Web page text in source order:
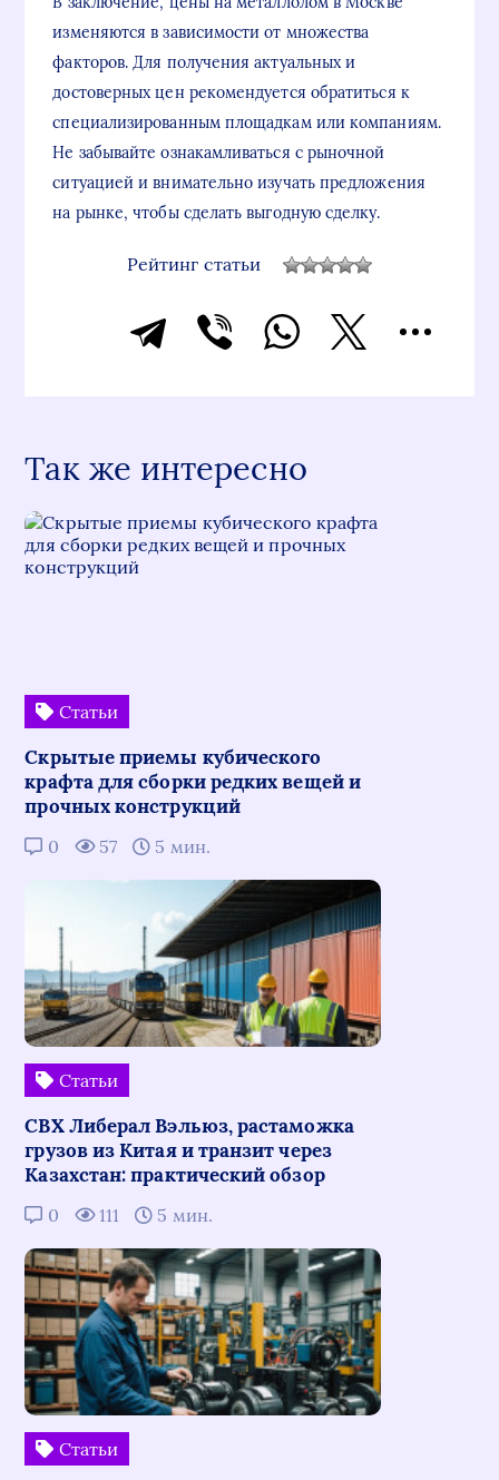
изменяются в зависимости от множества
факторов. Для получения актуальных и
достоверных цен рекомендуется обратиться к
специализированным площадкам или компаниям.
Не забывайте ознакамливаться с рыночной
ситуацией и внимательно изучать предложения
на рынке, чтобы сделать выгодную сделку.
Рейтинг статьи
Так же интересно
Статьи
Скрытые приемы кубического
крафта для сборки редких вещей и
прочных конструкций
0 57 5 мин.
Статьи
СВХ Либерал Вэльюз, растаможка
грузов из Китая и транзит через
Казахстан: практический обзор
0 111 5 мин.
Статьи